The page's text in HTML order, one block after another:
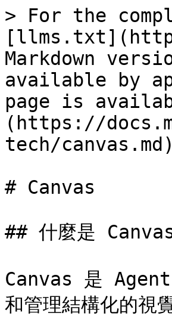
> For the
Markdown
available by
page is
(https://
tech/
# Canvas
## 什麼是
Canvas 是 Agent
和管理結構化的視